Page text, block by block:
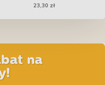
× 7 × 18 cm - liliowy /
miętowy
23,30 zł
na